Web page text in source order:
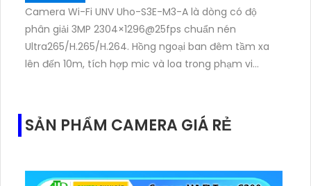
Camera Wi-Fi UNV Uho-S3E-M3-A là dòng có độ
phân giải 3MP 2304×1296@25fps chuẩn nén
Ultra265/H.265/H.264. Hồng ngoại ban đêm tầm xa
lên đến 10m, tích hợp mic và loa trong phạm vi
SẢN PHẨM CAMERA GIÁ RẺ